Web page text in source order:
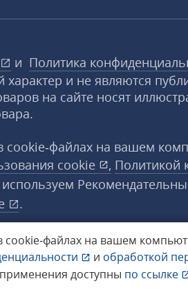
на вашем
и обработкой
доступны по ссылке
и Политика
и не являются
на сайте носят
на вашем
cookie , Политикой
.